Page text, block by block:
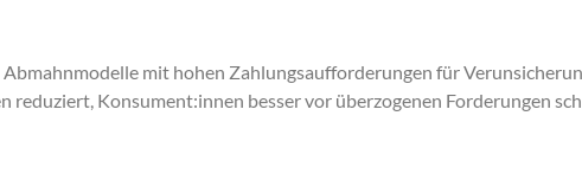
mit hohen Zahlungsaufforderungen für
reduziert, Konsument:innen besser vor überzogenen Forderungen